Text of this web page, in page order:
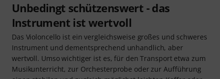
Unbedingt schützenswert - das
Instrument ist wertvoll
Das Violoncello ist ein vergleichsweise großes und schweres
Instrument und dementsprechend unhandlich, aber
wertvoll. Umso wichtiger ist es, für den Transport etwa zum
Musikunterricht, zur Orchesterprobe oder zur Aufführung